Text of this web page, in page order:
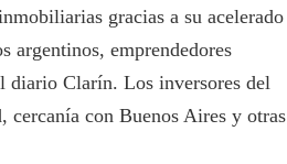
gracias a su acelerado
argentinos, emprendedores
diario Clarín. Los inversores del
cercanía con Buenos Aires y otras